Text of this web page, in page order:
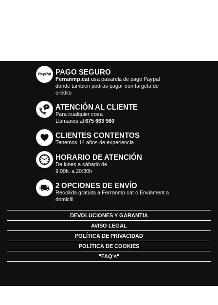
PAGO SEGURO
Ferranmp.cat usa pasarela de pago Paypal
donde tambien podrás pagar con targeta de
crédito
ATENCIÓN AL CLIENTE
Para cualquier cosa
Llamanos al 675 663 960
CLIENTES CONTENTOS
Tenemos 14 años de experiencia
HORARIO DE ATENCIÓN
De lunes a sábado de
9:00h. a 20:30h
2 OPCIONES DE ENVÍO
Recollida gratuita a Ferranmp.cat o Enviament a
domicili
DEVOLUCIONES Y GARANTIA
AVISO LEGAL
POLÍTICA DE PRIVACIDAD
POLÍTICA DE COOKIES
"FAQ's"